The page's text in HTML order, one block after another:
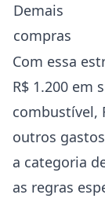
Demais
compras
Com essa
R$ 1.200 em
combustível,
outros
a categoria
as regras